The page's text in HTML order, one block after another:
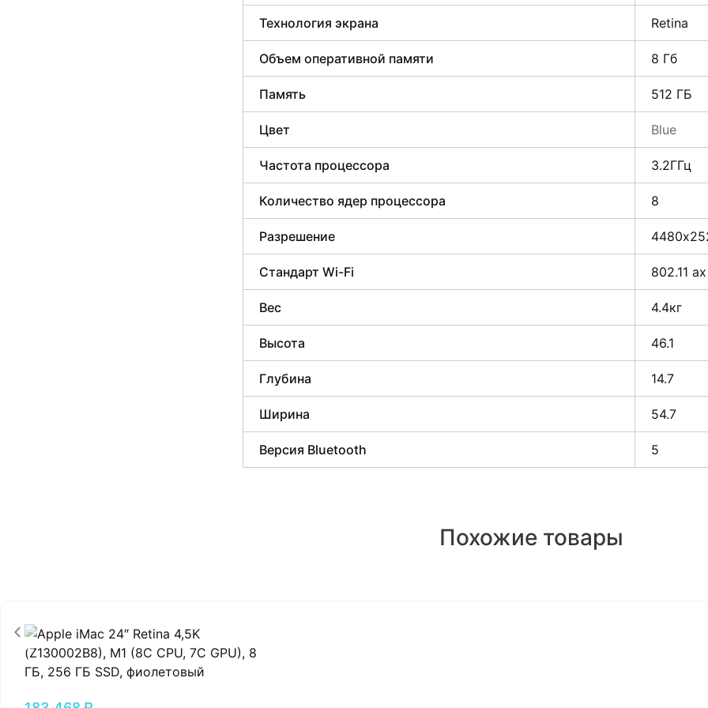
Технология экрана Retina
Объем оперативной памяти 8 Гб
Память 512 ГБ
Цвет Blue
Частота процессора 3.2ГГц
Количество ядер процессора 8
Разрешение
Стандарт Wi-Fi 802.11 ax
Вес 4.4кг
Высота 46.1
Глубина 14.7
Ширина 54.7
Версия Bluetooth 5
Похожие товары